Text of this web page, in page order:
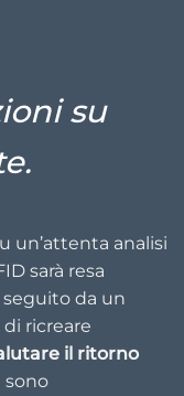
su
un’attenta analisi
sarà resa
da un
ricreare
il ritorno
sono